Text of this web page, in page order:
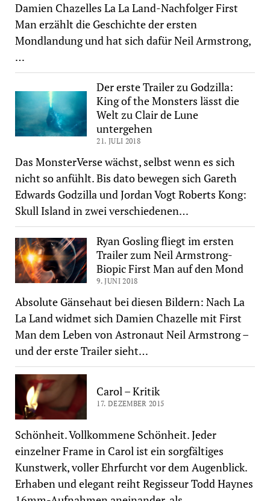
Damien Chazelles La La Land-Nachfolger First
Man erzählt die Geschichte der ersten
Mondlandung und hat sich dafür Neil Armstrong,
…
Der erste Trailer zu Godzilla:
King of the Monsters lässt die
Welt zu Clair de Lune
untergehen
21. JULI 2018
Das MonsterVerse wächst, selbst wenn es sich
nicht so anfühlt. Bis dato bewegen sich Gareth
Edwards Godzilla und Jordan Vogt Roberts Kong:
Skull Island in zwei verschiedenen…
Ryan Gosling fliegt im ersten
Trailer zum Neil Armstrong-
Biopic First Man auf den Mond
9. JUNI 2018
Absolute Gänsehaut bei diesen Bildern: Nach La
La Land widmet sich Damien Chazelle mit First
Man dem Leben von Astronaut Neil Armstrong –
und der erste Trailer sieht…
Carol – Kritik
17. DEZEMBER 2015
Schönheit. Vollkommene Schönheit. Jeder
einzelner Frame in Carol ist ein sorgfältiges
Kunstwerk, voller Ehrfurcht vor dem Augenblick.
Erhaben und elegant reiht Regisseur Todd Haynes